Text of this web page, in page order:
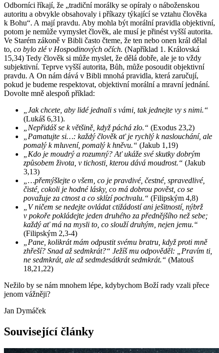
Odborníci říkají, že „tradiční morálky se opíraly o náboženskou
autoritu a obvykle obsahovaly i příkazy týkající se vztahu člověka
k Bohu“. A mají pravdu. Aby mohla být morální pravidla objektivní,
potom je nemůže vymyslet člověk, ale musí je přinést vyšší autorita.
Ve Starém zákoně v Bibli často čteme, že ten nebo onen král dělal
to, co bylo zlé v Hospodinových očích. (Například 1. Královská
15,34) Tedy člověk si může myslet, že dělá dobře, ale je to vždy
subjektivní. Teprve vyšší autorita, Bůh, může posoudit objektivní
pravdu. A On nám dává v Bibli mnohá pravidla, která zaručují,
pokud je budeme respektovat, objektivní morální a mravní jednání.
Dovolte mně alespoň příklad:
„Jak chcete, aby lidé jednali s vámi, tak jednejte vy s nimi.“
(Lukáš 6,31).
„Nepřidáš se k většině, když páchá zlo.“ (Exodus 23,2)
„Pamatujte si…: každý člověk ať je rychlý k naslouchání, ale
pomalý k mluvení, pomalý k hněvu.“ (Jakub 1,19)
„Kdo je moudrý a rozumný? Ať ukáže své skutky dobrým
způsobem života, v tichosti, kterou dává moudrost.“ (Jakub
3,13)
„…přemýšlejte o všem, co je pravdivé, čestné, spravedlivé,
čisté, cokoli je hodné lásky, co má dobrou pověst, co se
považuje za ctnost a co sklízí pochvalu.“ (Filipským 4,8)
„V ničem se nedejte ovládat ctižádostí ani ješitností, nýbrž
v pokoře pokládejte jeden druhého za přednějšího než sebe;
každý ať má na mysli to, co slouží druhým, nejen jemu.“
(Filipským 2,3-4)
„Pane, kolikrát mám odpustit svému bratru, když proti mně
zhřeší? Snad až sedmkrát?“ Ježíš mu odpověděl: „Pravím ti,
ne sedmkrát, ale až sedmdesátkrát sedmkrát.“ (Matouš
18,21,22)
Nežilo by se nám mnohem lépe, kdybychom Boží rady vzali přece
jenom vážněji?
Jan Dymáček
Související články